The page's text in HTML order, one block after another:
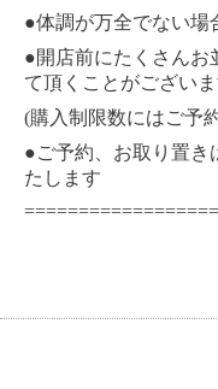
●体調が万全でない場
●開店前にたくさん
て頂くことがございま
(購入制限数にはご予
●ご予約、お取り置き
たします